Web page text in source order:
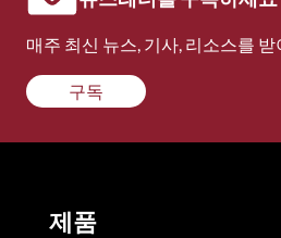
매주 최신 뉴스, 기사, 리소스를 받
구독
제품